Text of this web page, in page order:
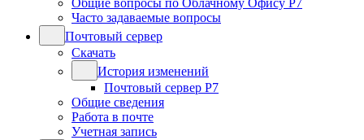
Общие вопросы по Облачному Офису Р7
Часто задаваемые вопросы
Почтовый сервер
Скачать
История изменений
Почтовый сервер Р7
Общие сведения
Работа в почте
Учетная запись